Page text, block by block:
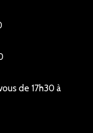
de 17h30 à